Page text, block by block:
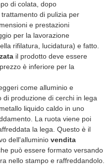
di colata, dopo
di pulizia per
e prestazioni
per la lavorazione
rifilatura, lucidatura) e fatto.
il prodotto deve essere
è inferiore per la
come alluminio e
produzione di cerchi in lega
liquido caldo in uno
La ruota viene poi
la lega. Questo è il
dell'alluminio vendita
può essere formato versando
nello stampo e raffreddandolo.
metallica. Quello che ottieni è
un metallo di qualità molto
pulito.
Toyota, Hyundai, Kia, Mazda,
Nissan
delle prestazioni! 🔥🚀
#JWHEEL
#RevolutionizeYourRide
#PerformanceUpgrade